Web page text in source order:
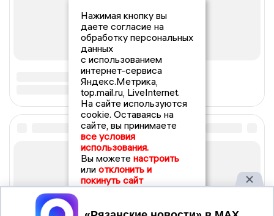
Нажимая кнопку вы
даете согласие на
обработку персональных
данных
с использованием
интернет-сервиса
Яндекс.Метрика,
top.mail.ru, LiveInternet.
На сайте используются
cookie. Оставаясь на
сайте, вы принимаете
все условия
использования.
Вы можете настроить
или отклонить и
покинуть сайт
Принять